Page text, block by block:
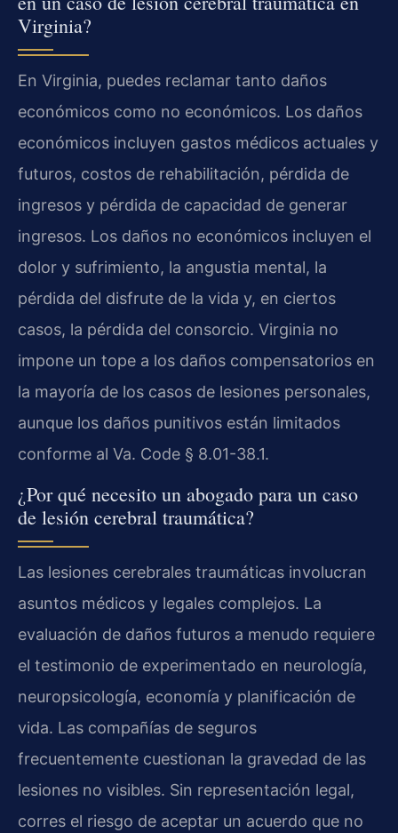
Virginia?
En Virginia, puedes reclamar tanto daños
económicos como no económicos. Los daños
económicos incluyen gastos médicos actuales y
futuros, costos de rehabilitación, pérdida de
ingresos y pérdida de capacidad de generar
ingresos. Los daños no económicos incluyen el
dolor y sufrimiento, la angustia mental, la
pérdida del disfrute de la vida y, en ciertos
casos, la pérdida del consorcio. Virginia no
impone un tope a los daños compensatorios en
la mayoría de los casos de lesiones personales,
aunque los daños punitivos están limitados
conforme al Va. Code § 8.01-38.1.
¿Por qué necesito un abogado para un caso
de lesión cerebral traumática?
Las lesiones cerebrales traumáticas involucran
asuntos médicos y legales complejos. La
evaluación de daños futuros a menudo requiere
el testimonio de experimentado en neurología,
neuropsicología, economía y planificación de
vida. Las compañías de seguros
frecuentemente cuestionan la gravedad de las
lesiones no visibles. Sin representación legal,
corres el riesgo de aceptar un acuerdo que no